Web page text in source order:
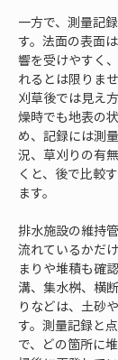
一方で、測量記
す。法面の表面
響を受けやすく
れるとは限りま
刈草後では見え
燥時でも地表の
め、記録には測
況、草刈りの有
くと、後で比較
ます。
排水施設の維持
流れているかだ
まりや堆積も確
溝、集水桝、横
りなどは、土砂
す。測量記録と
で、どの箇所に